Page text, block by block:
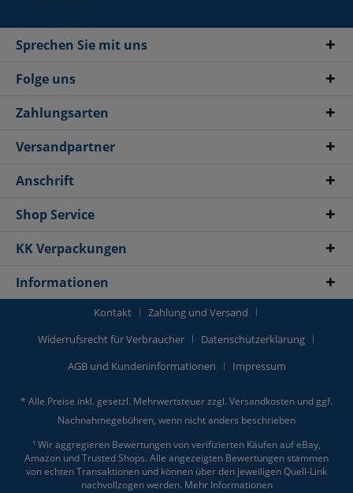
Sprechen Sie mit uns
Folge uns
Zahlungsarten
Versandpartner
Anschrift
Shop Service
KK Verpackungen
Informationen
Kontakt
Zahlung und Versand
Widerrufsrecht für Verbraucher
Datenschutzerklärung
AGB und Kundeninformationen
Impressum
* Alle Preise inkl. gesetzl. Mehrwertsteuer zzgl. Versandkosten und ggf.
Nachnahmegebühren, wenn nicht anders beschrieben
¹ Wir aggregieren Bewertungen von verifizierten Käufen auf eBay,
Amazon und Trusted Shops. Alle angezeigten Bewertungen stammen
von echten Transaktionen und können über den jeweiligen Quell-Link
nachvollzogen werden. Mehr Informationen